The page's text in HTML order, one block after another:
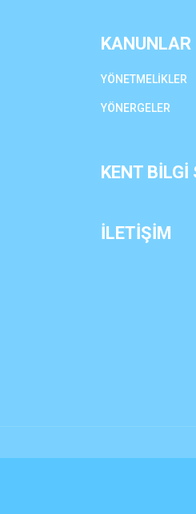
KANUNLAR
YÖNETMELİKLER
YÖNERGELER
KENT BİLGİ
İLETİŞİM